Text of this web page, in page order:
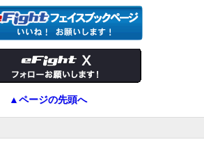
▲ページの先頭へ